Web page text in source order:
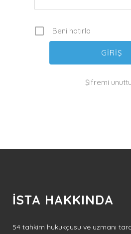
Beni hatırla
Şifremi
İSTA HAKKINDA
54 tahkim hukukçusu ve uzmanı